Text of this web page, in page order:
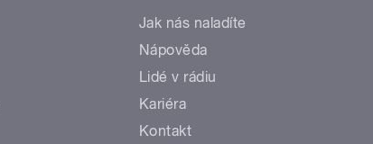
Jak nás naladíte
Nápověda
Lidé v rádiu
Kariéra
Kontakt